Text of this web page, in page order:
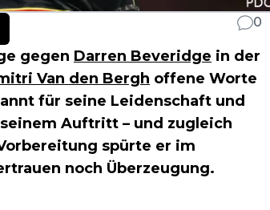
0
gegen Darren Beveridge in der
Van den Bergh offene Worte
für seine Leidenschaft und
Auftritt – und zugleich
spürte er im
noch Überzeugung.